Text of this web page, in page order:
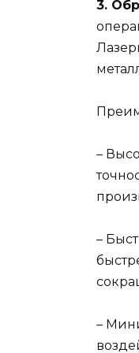
3.
–
–
–